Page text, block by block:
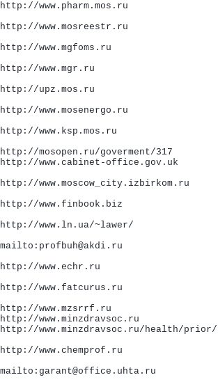
http://www.pharm.mos.ru
http://www.mosreestr.ru
http://www.mgfoms.ru
http://www.mgr.ru
http://upz.mos.ru
http://www.mosenergo.ru
http://www.ksp.mos.ru
http://mosopen.ru/goverment/317
http://www.cabinet-office.gov.uk
http://www.moscow_city.izbirkom.ru
http://www.finbook.biz
http://www.ln.ua/~lawer/
mailto:profbuh@akdi.ru
http://www.echr.ru
http://www.fatcurus.ru
http://www.mzsrrf.ru
http://www.minzdravsoc.ru
http://www.minzdravsoc.ru/health/prior/
http://www.chemprof.ru
mailto:garant@office.uhta.ru